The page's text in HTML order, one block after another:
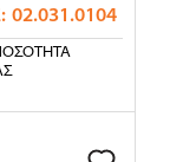
02.031.0104